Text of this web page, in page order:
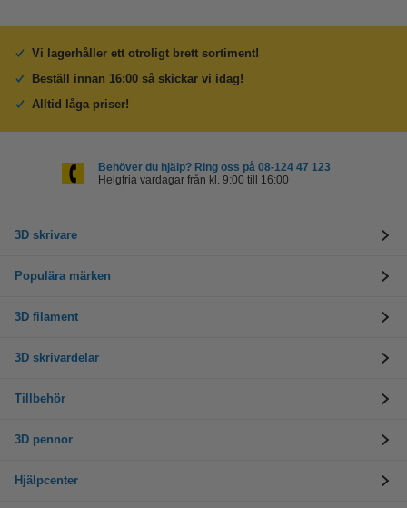
Vi lagerhåller ett otroligt brett sortiment!
Beställ innan 16:00 så skickar vi idag!
Alltid låga priser!
Behöver du hjälp? Ring oss på 08-124 47 123
Helgfria vardagar från kl. 9:00 till 16:00
3D skrivare
Populära märken
3D filament
3D skrivardelar
Tillbehör
3D pennor
Hjälpcenter